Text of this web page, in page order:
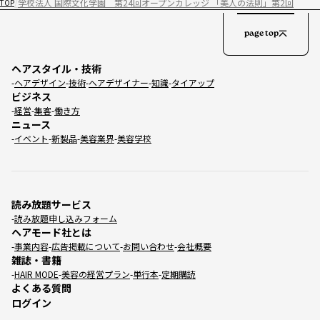
TOP 学校法人 国際文化学園 第24回オープンカレッジ 「美人の法則」第2回
ヘアスタイル・技術
ヘアデザイン 技術 ヘアデザイナー 知識 タイアップ
ビジネス
経営 集客 働き方
ニュース
イベント 新製品 美容業界 美容学校
読み放題サービス
読み放題申し込みフォーム
ヘアモード社とは
事業内容 広告掲載について お問い合わせ 会社概要
雑誌・書籍
HAIR MODE 美容の経営プラン 単行本 定期購読
よくある質問
ログイン
page top